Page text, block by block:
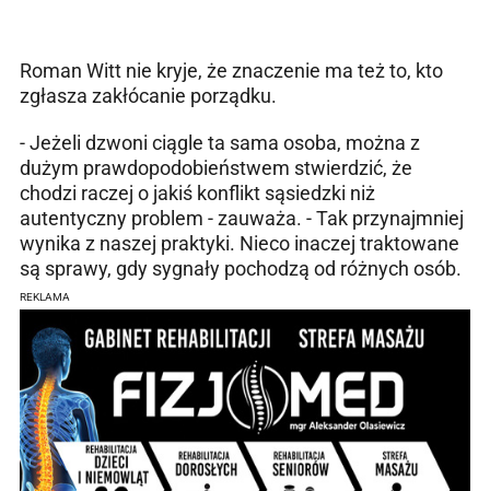
Roman Witt nie kryje, że znaczenie ma też to, kto
zgłasza zakłócanie porządku.
- Jeżeli dzwoni ciągle ta sama osoba, można z
dużym prawdopodobieństwem stwierdzić, że
chodzi raczej o jakiś konflikt sąsiedzki niż
autentyczny problem - zauważa. - Tak przynajmniej
wynika z naszej praktyki. Nieco inaczej traktowane
są sprawy, gdy sygnały pochodzą od różnych osób.
REKLAMA